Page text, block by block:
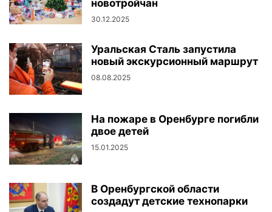
новотройчан
30.12.2025
Уральская Сталь запустила
новый экскурсионный маршрут
08.08.2025
На пожаре в Оренбурге погибли
двое детей
15.01.2025
В Оренбургской области
создадут детские технопарки